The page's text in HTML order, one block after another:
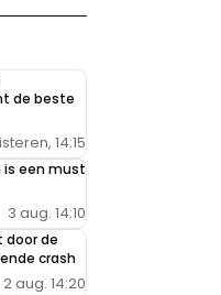
de beste
14:15
is een must
3 aug. 14:10
door de
crash
2 aug. 14:20